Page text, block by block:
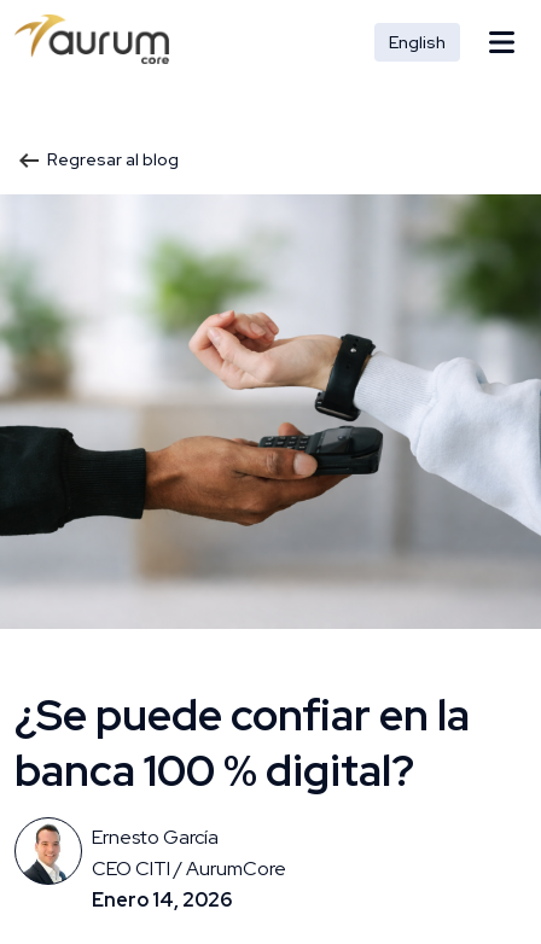
English
Regresar al blog
¿Se puede confiar en la
banca 100 % digital?
Ernesto García
CEO CITI / AurumCore
Enero 14, 2026